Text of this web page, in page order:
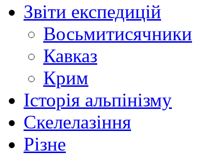
Звіти експедицій
Восьмитисячники
Кавказ
Крим
Історія альпінізму
Скелелазіння
Різне